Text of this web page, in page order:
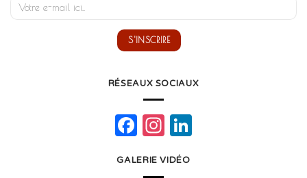
RÉSEAUX SOCIAUX
Facebook
Instagram
GALERIE VIDÉO